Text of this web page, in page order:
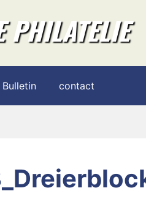
PHILATELIE
Bulletin contact